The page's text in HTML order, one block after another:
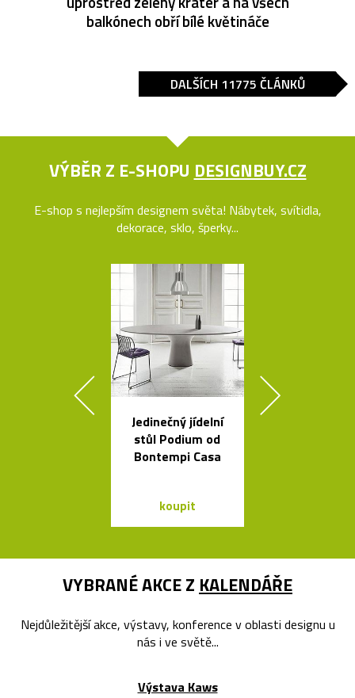
balkónech obří bílé květináče
DALŠÍCH 11775 ČLÁNKŮ
VÝBĚR Z E-SHOPU DESIGNBUY.CZ
E-shop s nejlepším designem světa! Nábytek, svítidla,
dekorace, sklo, šperky...
Jedinečný jídelní
stůl Podium od
Bontempi Casa
koupit
VYBRANÉ AKCE Z KALENDÁŘE
Nejdůležitější akce, výstavy, konference v oblasti designu u
nás i ve světě...
Výstava Kaws